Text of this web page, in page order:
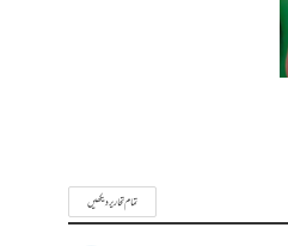
تمام تحاریر دیکھیں